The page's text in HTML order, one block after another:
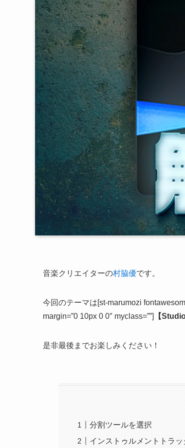
音楽クリエイターの村脇優です。
今回のテーマは[st-marumozi
margin=”0 10px 0 0″ myclass=””]
【
是非最後までお楽しみください！
分割ツールを選択
インストゥルメントトラ